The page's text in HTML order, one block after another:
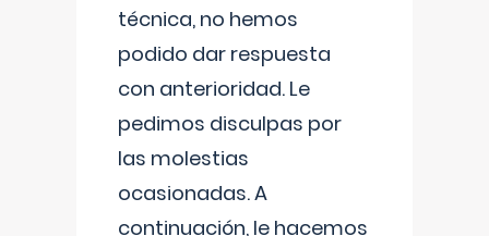
técnica, no hemos
podido dar respuesta
con anterioridad. Le
pedimos disculpas por
las molestias
ocasionadas. A
continuación, le hacemos